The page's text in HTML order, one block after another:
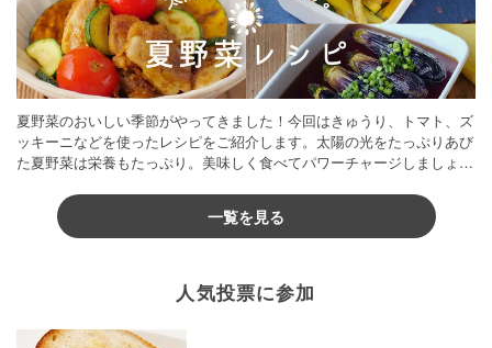
夏野菜のおいしい季節がやってきました！今回はきゅうり、トマト、ズ
ッキーニなどを使ったレシピをご紹介します。太陽の光をたっぷりあび
た夏野菜は栄養もたっぷり。美味しく食べてパワーチャージしましょう
一覧を見る
人気投票に参加